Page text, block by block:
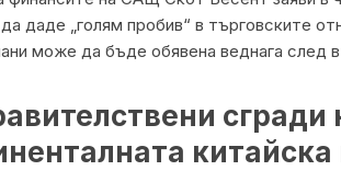
даде „голям пробив“ в търговските
може да бъде обявена веднага след
сгради
китайска